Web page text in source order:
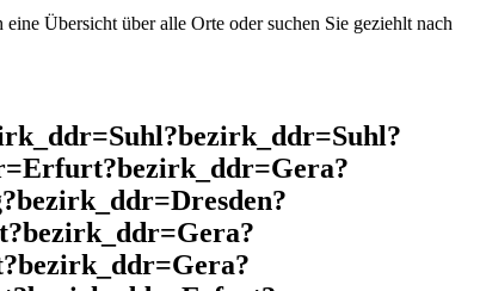
Übersicht über alle Orte oder suchen Sie geziehlt nach